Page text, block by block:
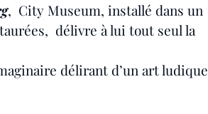
,  City Museum, installé dans un
délivre à lui tout seul la
délirant d’un art ludique